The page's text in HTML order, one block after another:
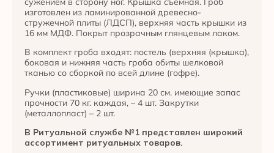
изготовлен из ламинированной древесно-
стружечной плиты (ЛДСП), верхняя часть крышки из
16 мм МДФ. Покрыт прозрачным глянцевым лаком.
В комплект гроба входят: постель (верхняя (крышка),
боковая и нижняя часть гроба обиты шелковой
тканью со сборкой по всей длине (гофре).
Ручки (пластиковые) ширина 20 см. имеющие запас
прочности 70 кг. каждая, – 4 шт. Закрутки
(металлопласт) – 2 шт.
В Ритуальной службе №1 представлен широкий
ассортимент ритуальных товаров.